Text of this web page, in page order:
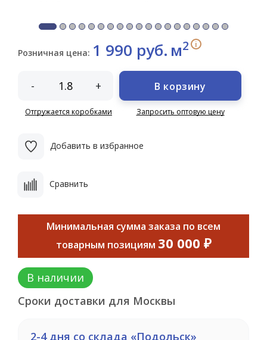
Розничная цена: 1 990 руб. м2 i
- +
Отгружается коробками
В корзину
Запросить оптовую цену
Добавить в избранное
Сравнить
Минимальная сумма заказа по всем
товарным позициям 30 000 ₽
В наличии
Сроки доставки для Москвы
2-4 дня со склада «Подольск»